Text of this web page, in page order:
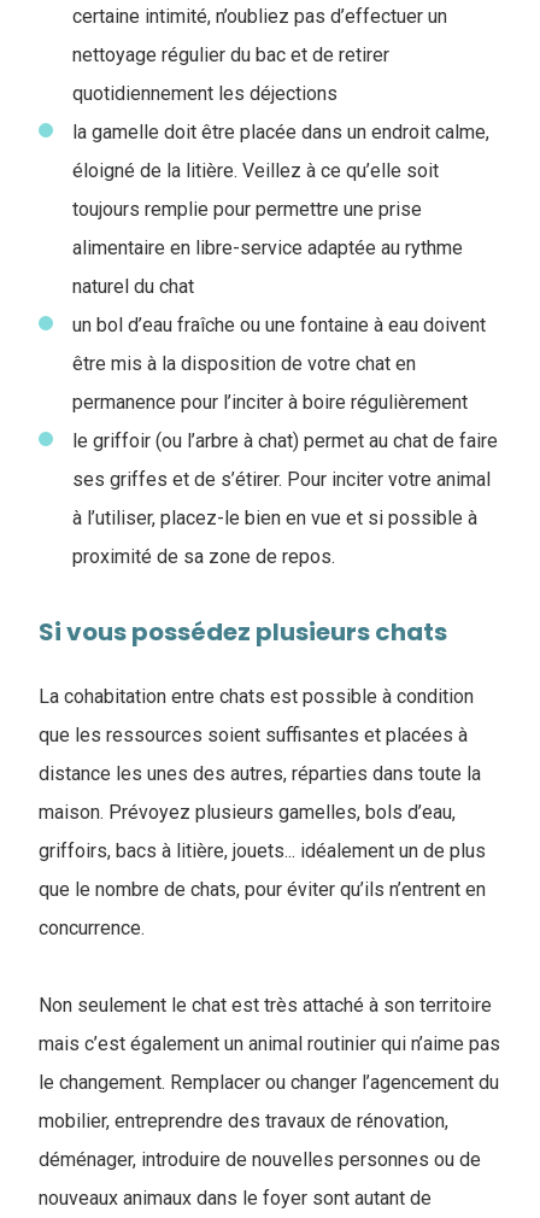
certaine intimité, n’oubliez pas d’effectuer un
nettoyage régulier du bac et de retirer
quotidiennement les déjections
la gamelle doit être placée dans un endroit calme,
éloigné de la litière. Veillez à ce qu’elle soit
toujours remplie pour permettre une prise
alimentaire en libre-service adaptée au rythme
naturel du chat
un bol d’eau fraîche ou une fontaine à eau doivent
être mis à la disposition de votre chat en
permanence pour l’inciter à boire régulièrement
le griffoir (ou l’arbre à chat) permet au chat de faire
ses griffes et de s’étirer. Pour inciter votre animal
à l’utiliser, placez-le bien en vue et si possible à
proximité de sa zone de repos.
Si vous possédez plusieurs chats
La cohabitation entre chats est possible à condition
que les ressources soient suffisantes et placées à
distance les unes des autres, réparties dans toute la
maison. Prévoyez plusieurs gamelles, bols d’eau,
griffoirs, bacs à litière, jouets... idéalement un de plus
que le nombre de chats, pour éviter qu’ils n’entrent en
concurrence.
Non seulement le chat est très attaché à son territoire
mais c’est également un animal routinier qui n’aime pas
le changement. Remplacer ou changer l’agencement du
mobilier, entreprendre des travaux de rénovation,
déménager, introduire de nouvelles personnes ou de
nouveaux animaux dans le foyer sont autant de